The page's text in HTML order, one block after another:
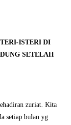
ISTERI DI
SETELAH
zuriat. Kita
setiap bulan yg